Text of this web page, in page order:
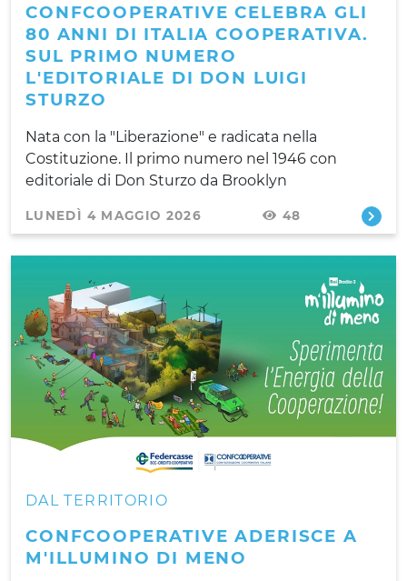
CONFCOOPERATIVE CELEBRA GLI
80 ANNI DI ITALIA COOPERATIVA.
SUL PRIMO NUMERO
L'EDITORIALE DI DON LUIGI
STURZO
Nata con la "Liberazione" e radicata nella
Costituzione. Il primo numero nel 1946 con
editoriale di Don Sturzo da Brooklyn
LUNEDÌ 4 MAGGIO 2026 48
DAL TERRITORIO
CONFCOOPERATIVE ADERISCE A
M'ILLUMINO DI MENO